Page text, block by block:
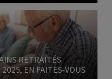
Lire l'article
RETRAITÉS
EN FAITES-VOUS